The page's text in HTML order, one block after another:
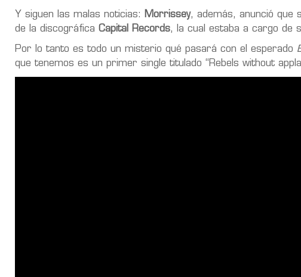
Y siguen las malas noticias: Morrissey, además, anunció que
de la discográfica Capital Records, la cual estaba a cargo de
Por lo tanto es todo un misterio qué pasará con el esperado
que tenemos es un primer single titulado “Rebels without